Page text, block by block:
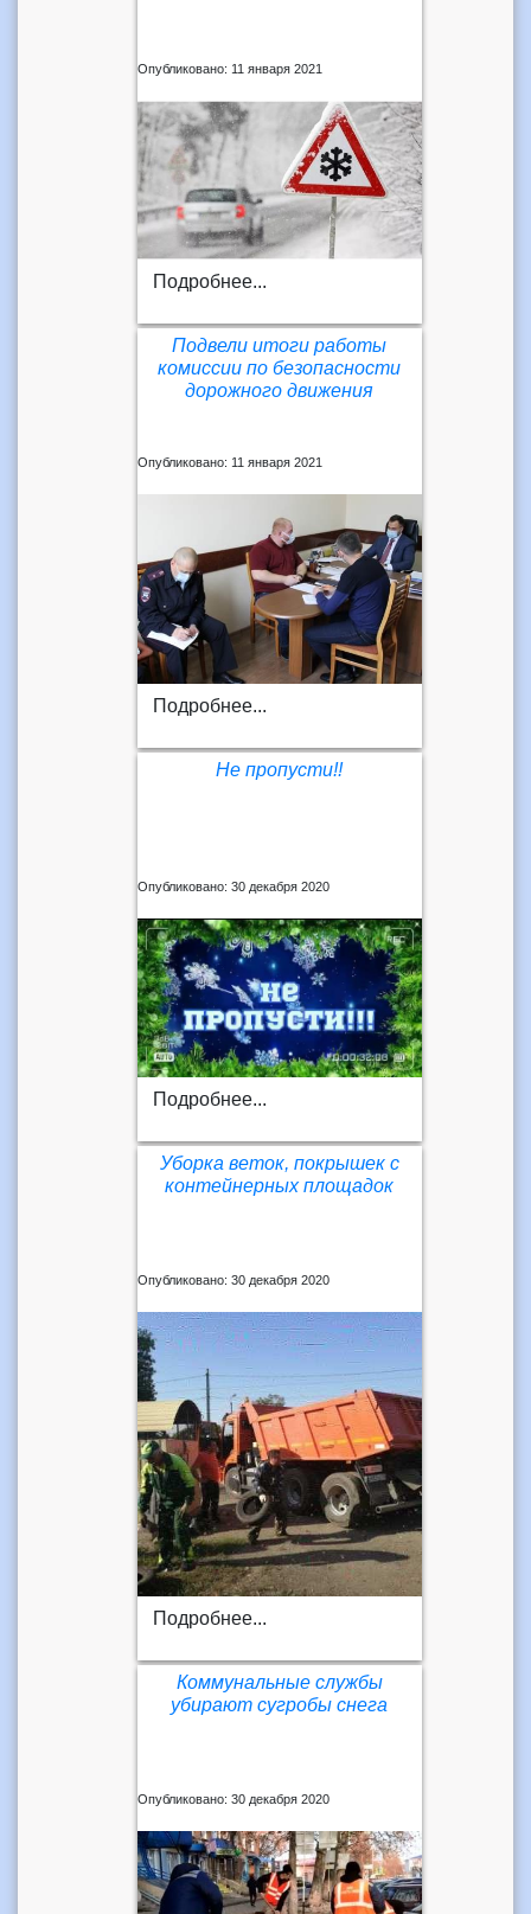
Опубликовано: 11 января 2021
Подробнее...
Подвели итоги работы
комиссии по безопасности
дорожного движения
Опубликовано: 11 января 2021
Подробнее...
Не пропусти!!
Опубликовано: 30 декабря 2020
Подробнее...
Уборка веток, покрышек с
контейнерных площадок
Опубликовано: 30 декабря 2020
Подробнее...
Коммунальные службы
убирают сугробы снега
Опубликовано: 30 декабря 2020